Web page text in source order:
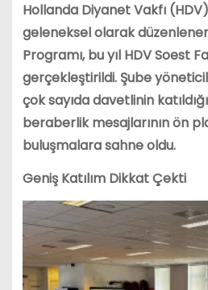
Hollanda Diyanet Vakfı
geleneksel olarak
Programı, bu yıl HDV Soest
gerçekleştirildi. Şube
çok sayıda davetlinin
beraberlik mesajlarının ön
buluşmalara sahne oldu.
Geniş Katılım Dikkat Çekti